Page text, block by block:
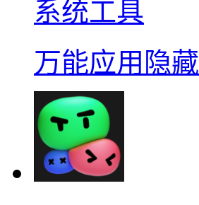
系统工具
万能应用隐藏